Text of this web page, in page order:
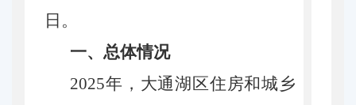
日。
一、总体情况
2025年，大通湖区住房和城乡